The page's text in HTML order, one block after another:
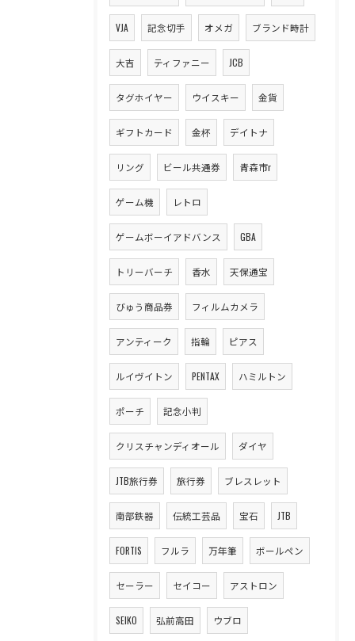
VJA 記念切手 オメガ ブランド時計
大吉 ティファニー JCB
タグホイヤー ウイスキー 金貨
ギフトカード 金杯 デイトナ
リング ビール共通券 青森市r
ゲーム機 レトロ
ゲームボーイアドバンス GBA
トリーバーチ 香水 天保通宝
びゅう商品券 フィルムカメラ
アンティーク 指輪 ピアス
ルイヴイトン PENTAX ハミルトン
ポーチ 記念小判
クリスチャンディオール ダイヤ
JTB旅行券 旅行券 ブレスレット
南部鉄器 伝統工芸品 宝石 JTB
FORTIS フルラ 万年筆 ボールペン
セーラー セイコー アストロン
SEIKO 弘前高田 ウブロ